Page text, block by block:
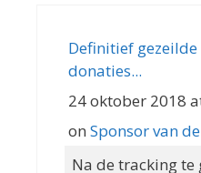
Definitief
donaties...
24 oktober 2018
on Sponsor van
Na de tracking te